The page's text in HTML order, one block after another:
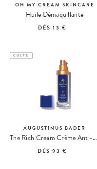
OH MY CREAM SKINCARE
Huile Démaquillante
DÈS13 €
CULTE
AUGUSTINUS BADER
The Rich Cream Crème Anti-Âge Riche
DÈS93 €